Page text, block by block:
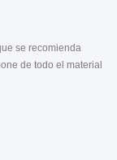
se recomienda
de todo el material